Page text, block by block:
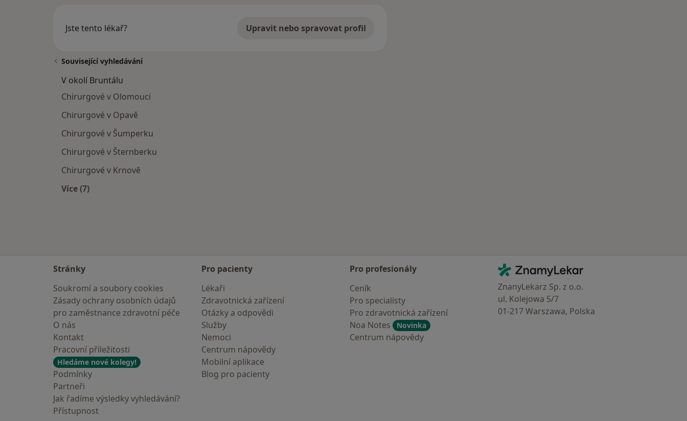
Jste tento lékař? Upravit nebo spravovat profil
Související vyhledávání
V okolí Bruntálu
Chirurgové v Olomouci
Chirurgové v Opavě
Chirurgové v Šumperku
Chirurgové v Šternberku
Chirurgové v Krnově
Více (7)
Stránky
Soukromí a soubory cookies
Zásady ochrany osobních údajů
pro zaměstnance zdravotní péče
O nás
Kontakt
Pracovní příležitosti
Hledáme nové kolegy!
Podmínky
Partneři
Jak řadíme výsledky vyhledávání?
Přístupnost
Pro pacienty
Lékaři
Zdravotnická zařízení
Otázky a odpovědi
Služby
Nemoci
Centrum nápovědy
Mobilní aplikace
Blog pro pacienty
Pro profesionály
Ceník
Pro specialisty
Pro zdravotnická zařízení
Noa Notes
Novinka
Centrum nápovědy
Kontakt
ZnamyLekar - Hlavní stránka
ZnanyLekarz Sp. z o.o.
ul. Kolejowa 5/7
01-217 Warszawa, Polska